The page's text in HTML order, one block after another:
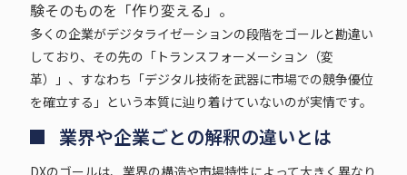
験そのものを「作り変える」。
多くの企業がデジタライゼーションの段階をゴールと勘違い
しており、その先の「トランスフォーメーション（変
革）」、すなわち「デジタル技術を武器に市場での競争優位
を確立する」という本質に辿り着けていないのが実情です。
業界や企業ごとの解釈の違いとは
DXのゴールは、業界の構造や市場特性によって大きく異なり